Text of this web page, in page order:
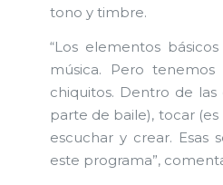
tono y timbre.
“Los elementos
música. Pero
chiquitos. Dentro de
parte de baile), tocar
escuchar y crear. Esas
este programa”,